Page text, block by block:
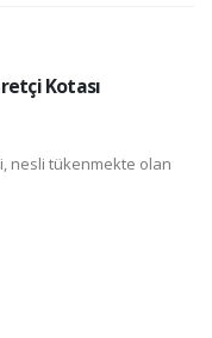
Kotası
nesli tükenmekte olan